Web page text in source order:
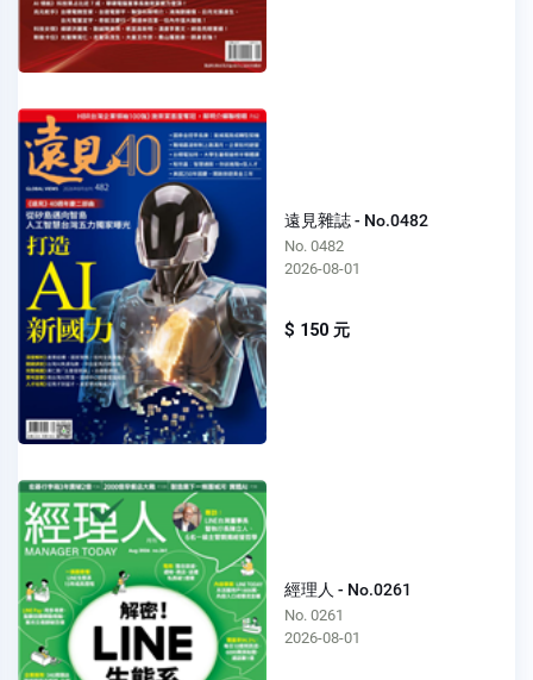
遠見雜誌 - No.0482
No. 0482
2026-08-01
$ 150 元
經理人 - No.0261
No. 0261
2026-08-01